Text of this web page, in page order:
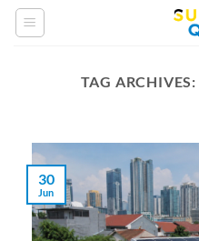
Skip
TAG ARCHIVES:
30
Jun